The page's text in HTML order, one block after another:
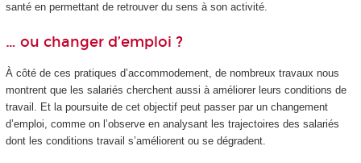
santé en permettant de retrouver du sens à son activité.
… ou changer d’emploi ?
À côté de ces pratiques d’accommodement, de nombreux travaux nous
montrent que les salariés cherchent aussi à améliorer leurs conditions de
travail. Et la poursuite de cet objectif peut passer par un changement
d’emploi, comme on l’observe en analysant les trajectoires des salariés
dont les conditions travail s’améliorent ou se dégradent.